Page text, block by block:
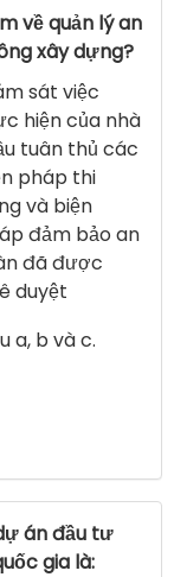
về quản lý an
xây dựng?
sát việc
hiện của nhà
tuân thủ các
pháp thi
và biện
đảm bảo an
đã được
duyệt
a, b và c.
án đầu tư
gia là: